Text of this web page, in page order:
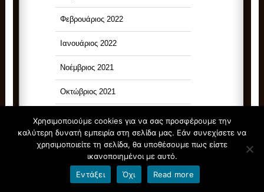
Φεβρουάριος 2022
Ιανουάριος 2022
Νοέμβριος 2021
Οκτώβριος 2021
Σεπτέμβριος 2021
Ιούνιος 2021
Μάιος 2021
Χρησιμοποιούμε cookies για να σας προσφέρουμε την
καλύτερη δυνατή εμπειρία στη σελίδα μας. Εάν συνεχίσετε να
χρησιμοποιείτε τη σελίδα, θα υποθέσουμε πως είστε
ικανοποιημένοι με αυτό.
Εντάξει
Όχι Read more